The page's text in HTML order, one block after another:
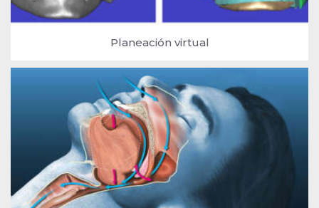
Planeación virtual